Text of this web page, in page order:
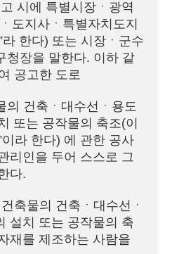
시에 특별시장ㆍ광역
도지사ㆍ특별자치도지
라 한다) 또는 시장ㆍ군수
청장을 말한다. 이하 같
공고한 도로
의 건축ㆍ대수선ㆍ용도
또는 공작물의 축조(이
라 한다) 에 관한 공사
리인을 두어 스스로 그
다.
축물의 건축ㆍ대수선ㆍ
설치 또는 공작물의 축
재를 제조하는 사람을